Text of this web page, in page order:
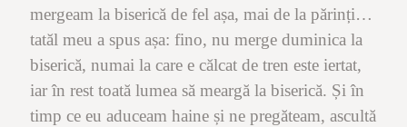
mergeam la biserică de fel așa, mai de la părinți…
tatăl meu a spus așa: fino, nu merge duminica la
biserică, numai la care e călcat de tren este iertat,
iar în rest toată lumea să meargă la biserică. Și în
timp ce eu aduceam haine și ne pregăteam, ascultă